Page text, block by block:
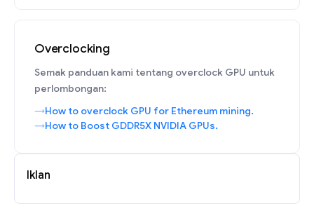
Overclocking
Semak panduan kami tentang overclock GPU untuk
perlombongan:
How to overclock GPU for Ethereum mining.
How to Boost GDDR5X NVIDIA GPUs.
Iklan